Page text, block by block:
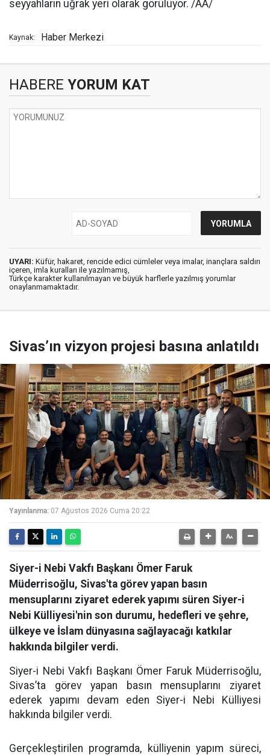
seyyahların uğrak yeri olarak görülüyor. /AA/
Kaynak: Haber Merkezi
HABERE YORUM KAT
UYARI: Küfür, hakaret, rencide edici cümleler veya imalar, inançlara saldırı
içeren, imla kuralları ile yazılmamış,
Türkçe karakter kullanılmayan ve büyük harflerle yazılmış yorumlar
onaylanmamaktadır.
Sivas’ın vizyon projesi basına anlatıldı
Yayınlanma: 07 Ağustos 2026 Cuma 20:22
Siyer-i Nebi Vakfı Başkanı Ömer Faruk
Müderrisoğlu, Sivas'ta görev yapan basın
mensuplarını ziyaret ederek yapımı süren Siyer-i
Nebi Külliyesi'nin son durumu, hedefleri ve şehre,
ülkeye ve İslam dünyasına sağlayacağı katkılar
hakkında bilgiler verdi.
Siyer-i Nebi Vakfı Başkanı Ömer Faruk Müderrisoğlu,
Sivas’ta görev yapan basın mensuplarını ziyaret
ederek yapımı devam eden Siyer-i Nebi Külliyesi
hakkında bilgiler verdi.
Gerçekleştirilen programda, külliyenin yapım süreci,